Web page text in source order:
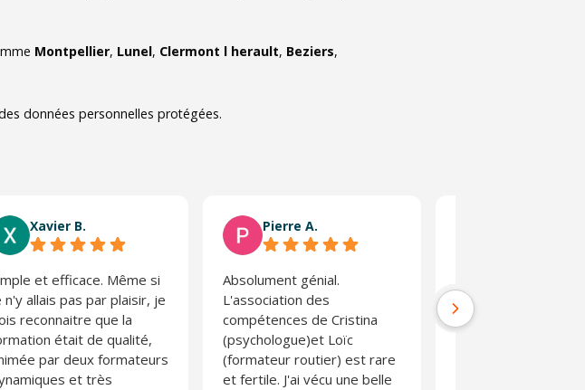
Montpellier, Lunel, Clermont l herault, Beziers,
données personnelles protégées.
Xavier B.
et efficace. Même si
n'y allais pas par plaisir, je
reconnaitre que la
était de qualité,
par deux formateurs
et très
Pierre A.
Absolument génial.
L'association des
compétences de Cristina
(psychologue)et Loïc
(formateur routier) est rare
et fertile. J'ai vécu une belle
l'on prend
risques d'une